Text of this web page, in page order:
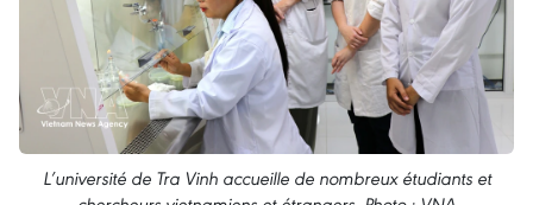
L’université de Tra Vinh accueille de nombreux étudiants et